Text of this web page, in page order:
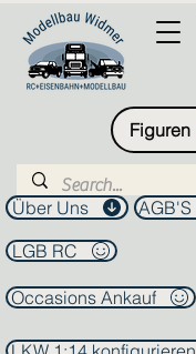
Figuren
Über Uns AGB'S
LGB RC
Occasions Ankauf